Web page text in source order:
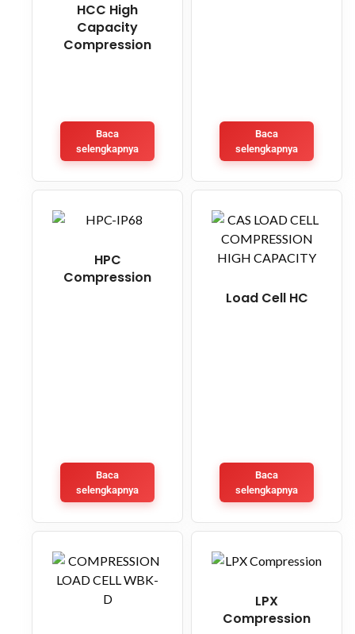
HCC High
Capacity
Compression
Baca
selengkapnya
Baca
selengkapnya
HPC
Compression
Baca
selengkapnya
Load Cell HC
Baca
selengkapnya
LPX
Compression